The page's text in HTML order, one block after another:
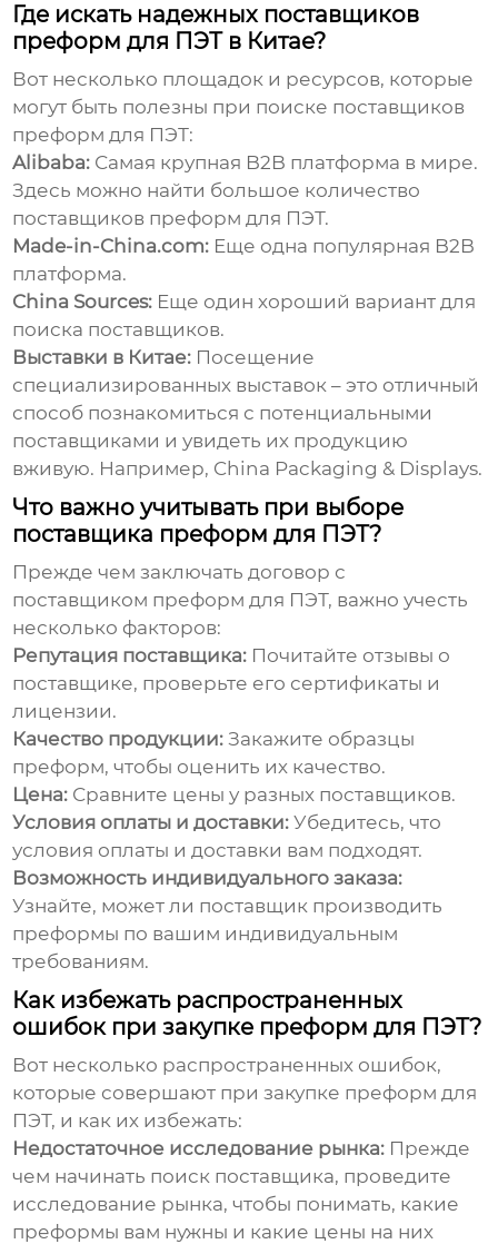
Где искать надежных поставщиков
преформ для ПЭТ в Китае?
Вот несколько площадок и ресурсов, которые
могут быть полезны при поиске поставщиков
преформ для ПЭТ:
Alibaba: Самая крупная B2B платформа в мире.
Здесь можно найти большое количество
поставщиков преформ для ПЭТ.
Made-in-China.com: Еще одна популярная B2B
платформа.
China Sources: Еще один хороший вариант для
поиска поставщиков.
Выставки в Китае: Посещение
специализированных выставок – это отличный
способ познакомиться с потенциальными
поставщиками и увидеть их продукцию
вживую. Например, China Packaging & Displays.
Что важно учитывать при выборе
поставщика преформ для ПЭТ?
Прежде чем заключать договор с
поставщиком преформ для ПЭТ, важно учесть
несколько факторов:
Репутация поставщика: Почитайте отзывы о
поставщике, проверьте его сертификаты и
лицензии.
Качество продукции: Закажите образцы
преформ, чтобы оценить их качество.
Цена: Сравните цены у разных поставщиков.
Условия оплаты и доставки: Убедитесь, что
условия оплаты и доставки вам подходят.
Возможность индивидуального заказа:
Узнайте, может ли поставщик производить
преформы по вашим индивидуальным
требованиям.
Как избежать распространенных
ошибок при закупке преформ для ПЭТ?
Вот несколько распространенных ошибок,
которые совершают при закупке преформ для
ПЭТ, и как их избежать:
Недостаточное исследование рынка: Прежде
чем начинать поиск поставщика, проведите
исследование рынка, чтобы понимать, какие
преформы вам нужны и какие цены на них